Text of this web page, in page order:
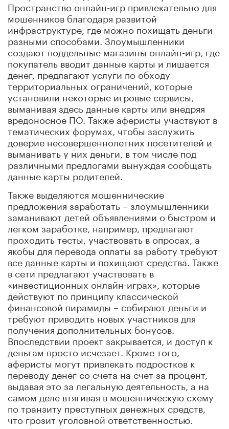
Пространство онлайн-игр привлекательно для
мошенников благодаря развитой
инфраструктуре, где можно похищать деньги
разными способами. Злоумышленники
создают поддельные магазины онлайн-игр, где
покупатель вводит данные карты и лишается
денег, предлагают услуги по обходу
территориальных ограничений, которые
установили некоторые игровые сервисы,
выманивая здесь данные карты или внедряя
вредоносное ПО. Также аферисты участвуют в
тематических форумах, чтобы заслужить
доверие несовершеннолетних посетителей и
выманивать у них деньги, в том числе под
различными предлогами вынуждая сообщать
данные карты родителей.
Также выделяются мошеннические
предложения заработать – злоумышленники
заманивают детей объявлениями о быстром и
легком заработке, например, предлагают
проходить тесты, участвовать в опросах, а
якобы для перевода оплаты за работу требуют
все данные карты и похищают средства. Также
в сети предлагают участвовать в
«инвестиционных онлайн-играх», которые
действуют по принципу классической
финансовой пирамиды – собирают деньги и
требуют приводить новых участников для
получения дополнительных бонусов.
Впоследствии проект закрывается, и доступ к
деньгам просто исчезает. Кроме того,
аферисты могут привлекать подростков к
переводу денег со счета на счет за процент,
выдавая это за легальную деятельность, а на
самом деле втягивая в мошенническую схему
по транзиту преступных денежных средств,
что грозит уголовной ответственностью.